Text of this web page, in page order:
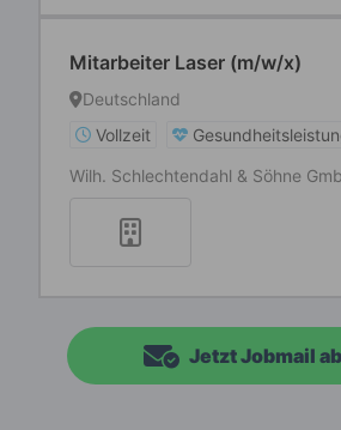
Mitarbeiter Laser (m/w/x)
Deutschland
Vollzeit
Wilh. Schlechtendahl & Söhne
Jetzt Jobmail